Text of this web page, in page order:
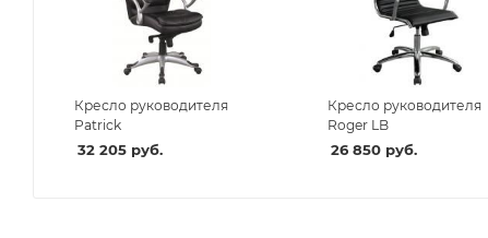
Кресло руководителя
Patrick
32 205руб.
Кресло руководителя
Roger LB
26 850 руб.